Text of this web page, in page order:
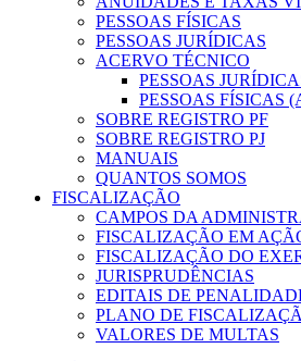
PESSOAS FÍSICAS
PESSOAS JURÍDICAS
ACERVO TÉCNICO
PESSOAS
PESSOAS FÍSICAS
SOBRE REGISTRO PF
SOBRE REGISTRO PJ
MANUAIS
QUANTOS SOMOS
FISCALIZAÇÃO
CAMPOS DA
FISCALIZAÇÃO EM
FISCALIZAÇÃO DO
JURISPRUDÊNCIAS
EDITAIS DE
PLANO DE
VALORES DE MULTAS